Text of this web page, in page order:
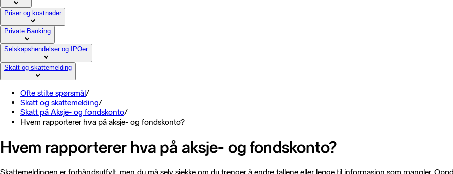
Priser og kostnader
Private Banking
Selskapshendelser og IPOer
Skatt og skattemelding
Ofte stilte spørsmål/
Skatt og skattemelding/
Skatt på Aksje- og fondskonto/
Hvem rapporterer hva på aksje- og fondskonto?
Hvem rapporterer hva på aksje- og fondskonto?